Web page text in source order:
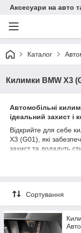
Аксесуари на авто
Каталог
Килимки BMW X3
Автомобільні к
ідеальний захист
Відкрийте для себе
X3 (G01), які
захист та додадуть
ідеально підходять
Матеріали, такі як
відмінні захисні
бортиків (2,5 см, 4
підходящий варіант
експлуатації. Ми
Сортування